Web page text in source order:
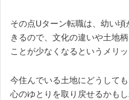
その点Uターン転職は、幼い
きるので、文化の違いや土地
ことが少なくなるというメリッ
今住んでいる土地にどうして
心のゆとりを取り戻せるかもし